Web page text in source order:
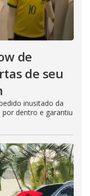
de
de seu
inusitado da
dentro e garantiu